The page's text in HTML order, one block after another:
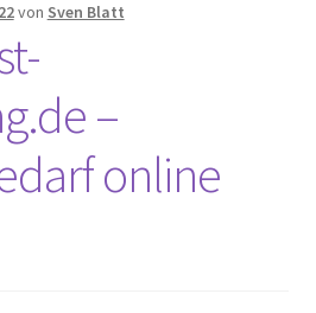
von Sven Blatt
–
online